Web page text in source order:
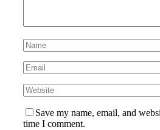
Save my name, email, and
time I comment.